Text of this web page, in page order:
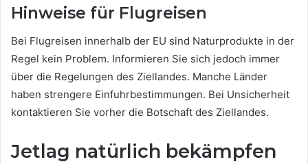
Hinweise für Flugreisen
Bei Flugreisen innerhalb der EU sind Naturprodukte in der
Regel kein Problem. Informieren Sie sich jedoch immer
über die Regelungen des Ziellandes. Manche Länder
haben strengere Einfuhrbestimmungen. Bei Unsicherheit
kontaktieren Sie vorher die Botschaft des Ziellandes.
Jetlag natürlich bekämpfen